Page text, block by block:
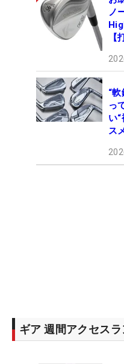
ノ
【
“
っ
い
ス
ギア 週間アクセス